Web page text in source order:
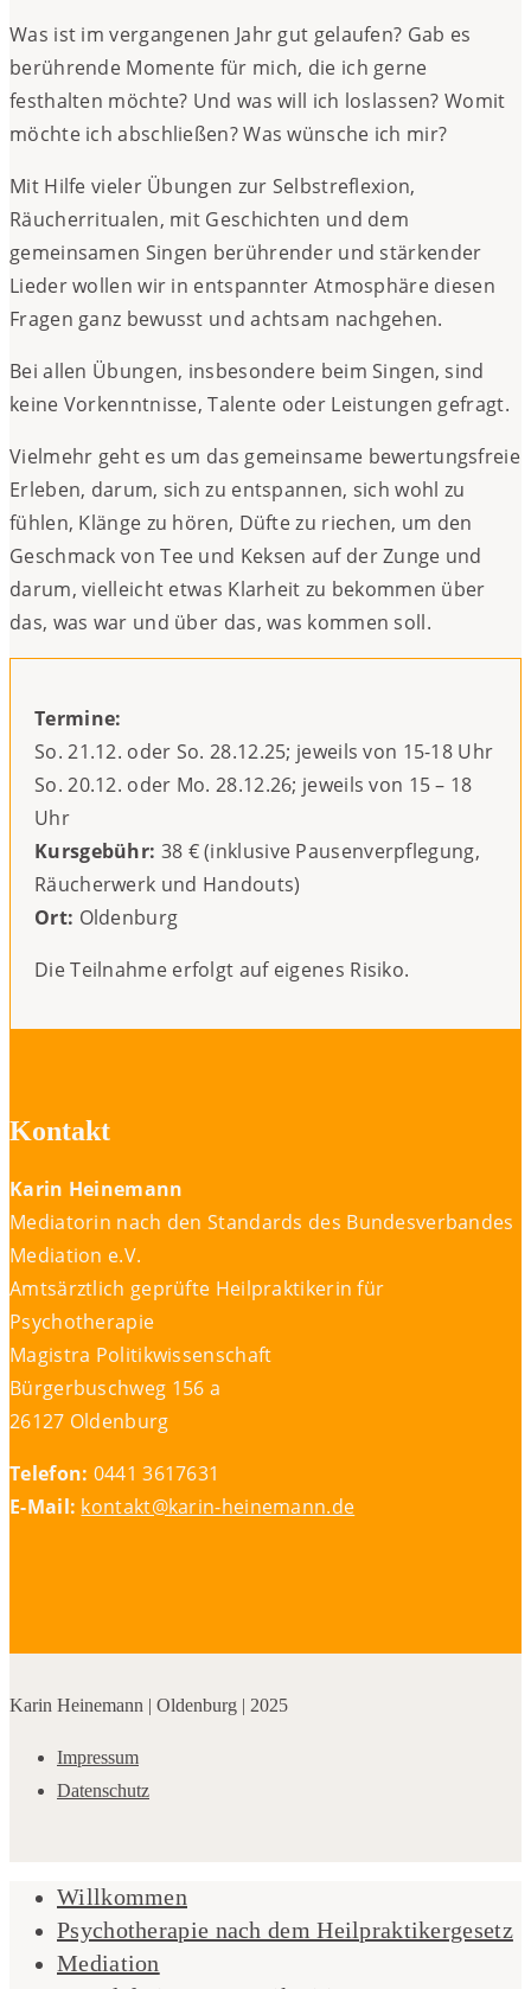
Was ist im vergangenen Jahr gut gelaufen? Gab es
berührende Momente für mich, die ich gerne
festhalten möchte? Und was will ich loslassen? Womit
möchte ich abschließen? Was wünsche ich mir?
Mit Hilfe vieler Übungen zur Selbstreflexion,
Räucherritualen, mit Geschichten und dem
gemeinsamen Singen berührender und stärkender
Lieder wollen wir in entspannter Atmosphäre diesen
Fragen ganz bewusst und achtsam nachgehen.
Bei allen Übungen, insbesondere beim Singen, sind
keine Vorkenntnisse, Talente oder Leistungen gefragt.
Vielmehr geht es um das gemeinsame bewertungsfreie
Erleben, darum, sich zu entspannen, sich wohl zu
fühlen, Klänge zu hören, Düfte zu riechen, um den
Geschmack von Tee und Keksen auf der Zunge und
darum, vielleicht etwas Klarheit zu bekommen über
das, was war und über das, was kommen soll.
Termine:
So. 21.12. oder So. 28.12.25; jeweils von 15-18 Uhr
So. 20.12. oder Mo. 28.12.26; jeweils von 15 – 18
Uhr
Kursgebühr: 38 € (inklusive Pausenverpflegung,
Räucherwerk und Handouts)
Ort: Oldenburg
Die Teilnahme erfolgt auf eigenes Risiko.
Kontakt
Karin Heinemann
Mediatorin nach den Standards des Bundesverbandes
Mediation e.V.
Amtsärztlich geprüfte Heilpraktikerin für
Psychotherapie
Magistra Politikwissenschaft
Bürgerbuschweg 156 a
26127 Oldenburg
Telefon: 0441 3617631
E-Mail: kontakt@karin-heinemann.de
Karin Heinemann | Oldenburg | 2025
Impressum
Datenschutz
Willkommen
Psychotherapie nach dem Heilpraktikergesetz
Mediation